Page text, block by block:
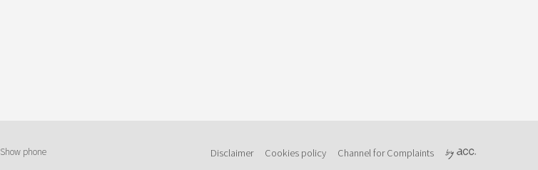
Show phone Disclaimer Cookies policy Channel for Complaints